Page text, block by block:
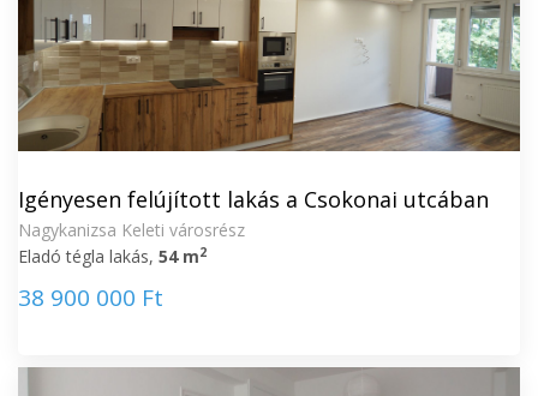
Igényesen felújított lakás a Csokonai utcában
Nagykanizsa Keleti városrész
Eladó tégla lakás, 54 m2
38 900 000 Ft